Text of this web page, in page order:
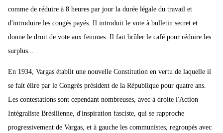
comme de réduire à 8 heures par jour la durée légale du travail et
d'introduire les congés payés. Il introduit le vote à bulletin secret et
donne le droit de vote aux femmes. Il fait brûler le café pour réduire les
surplus...
En 1934, Vargas établit une nouvelle Constitution en vertu de laquelle il
se fait élire par le Congrès président de la République pour quatre ans.
Les contestations sont cependant nombreuses, avec à droite l'Action
Intégraliste Brésilienne, d'inspiration fasciste, qui se rapproche
progressivement de Vargas, et à gauche les communistes, regroupés avec